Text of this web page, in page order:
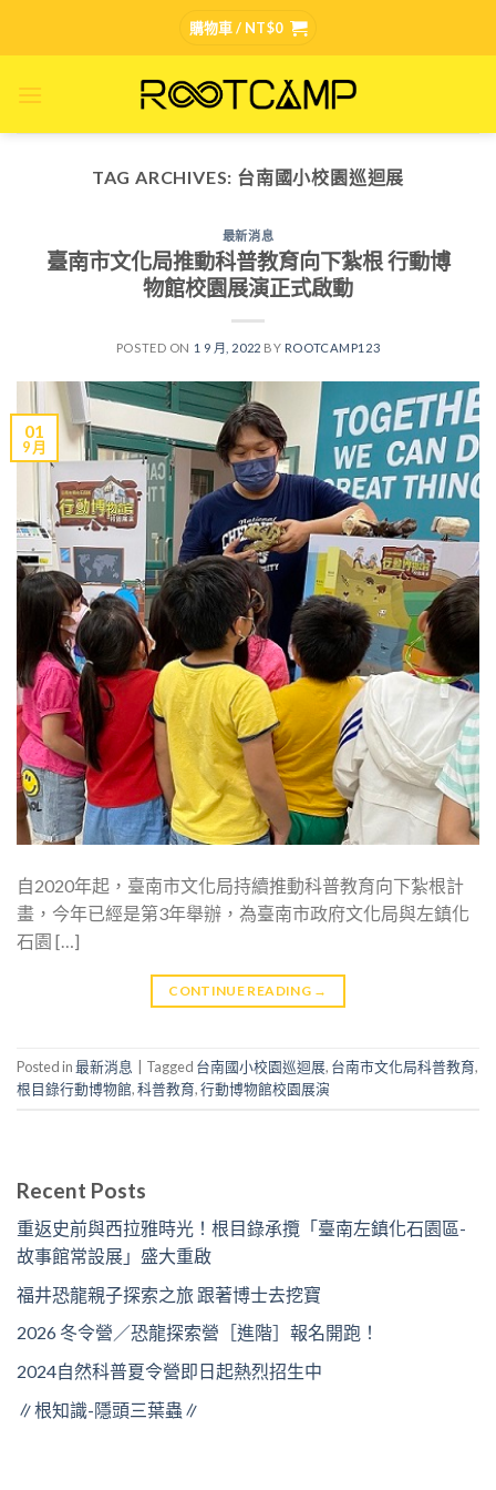
購物車 / NT$0
TAG ARCHIVES: 台南國小校園巡迴展
最新消息
臺南市文化局推動科普教育向下紮根 行動博
物館校園展演正式啟動
POSTED ON 1 9 月, 2022 BY ROOTCAMP123
01
9 月
自2020年起，臺南市文化局持續推動科普教育向下紮根計
畫，今年已經是第3年舉辦，為臺南市政府文化局與左鎮化
石園 […]
CONTINUE READING →
Posted in最新消息 Tagged 台南國小校園巡迴展, 台南市文化局科普教育,
根目錄行動博物館,科普教育,行動博物館校園展演
Recent Posts
重返史前與西拉雅時光！根目錄承攬「臺南左鎮化石園區-
故事館常設展」盛大重啟
福井恐龍親子探索之旅 跟著博士去挖寶
2026 冬令營／恐龍探索營［進階］報名開跑！
2024自然科普夏令營即日起熱烈招生中
∥根知識-隱頭三葉蟲∥